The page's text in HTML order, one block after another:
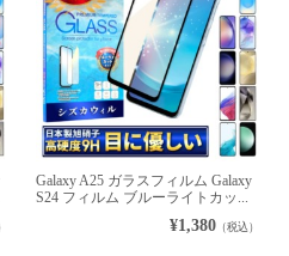
Galaxy A25 ガラスフィルム Galaxy
S24 フィルム ブルーライトカッ...
¥1,380 （税込）